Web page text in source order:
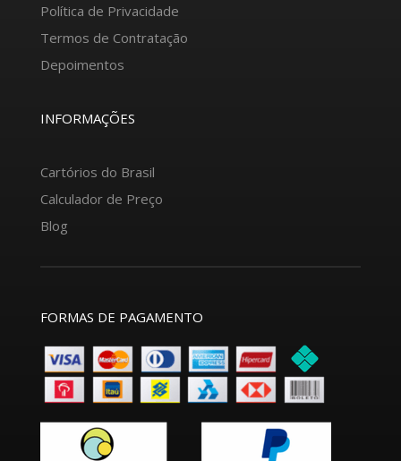
Política de Privacidade
Termos de Contratação
Depoimentos
INFORMAÇÕES
Cartórios do Brasil
Calculador de Preço
Blog
FORMAS DE PAGAMENTO